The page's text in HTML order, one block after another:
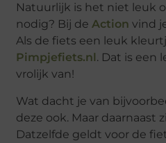
Natuurlijk is het niet leuk
nodig? Bij de Action vind
Als de fiets een leuk
Pimpjefiets.nl . Dat is een
vrolijk van!
Wat dacht je van
deze ook. Maar daarnaast
Datzelfde geldt voor de